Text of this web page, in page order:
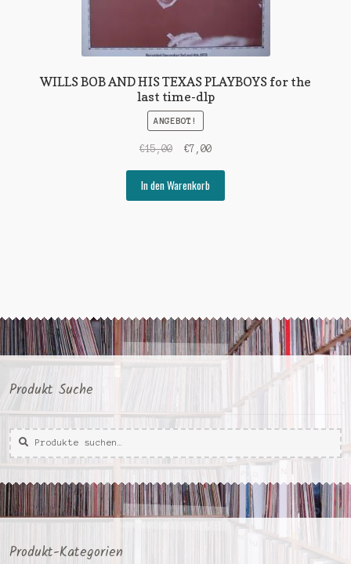
WILLS BOB AND HIS TEXAS PLAYBOYS for the
last time-dlp
ANGEBOT!
€15,00
Ursprünglicher
war:
€15,00
€7,00Aktueller
€7,00.
In den Warenkorb
Produkt Suche
Suche
nach:
Suche
Produkt-Kategorien